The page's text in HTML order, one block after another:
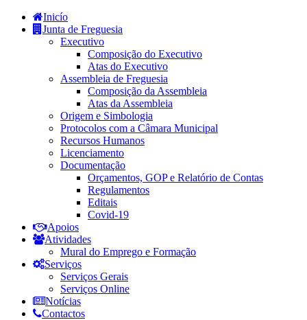
Inicío
Junta de Freguesia
Executivo
Composição do Executivo
Atas do Executivo
Assembleia de Freguesia
Composição da Assembleia
Atas da Assembleia
Origem e Simbologia
Protocolos com a Câmara Municipal
Recursos Humanos
Licenciamento
Documentação
Orçamentos, GOP e Relatório de Contas
Regulamentos
Editais
Covid-19
Apoios
Atividades
Mural do Emprego e Formação
Serviços
Serviços Gerais
Serviços Online
Notícias
Contactos